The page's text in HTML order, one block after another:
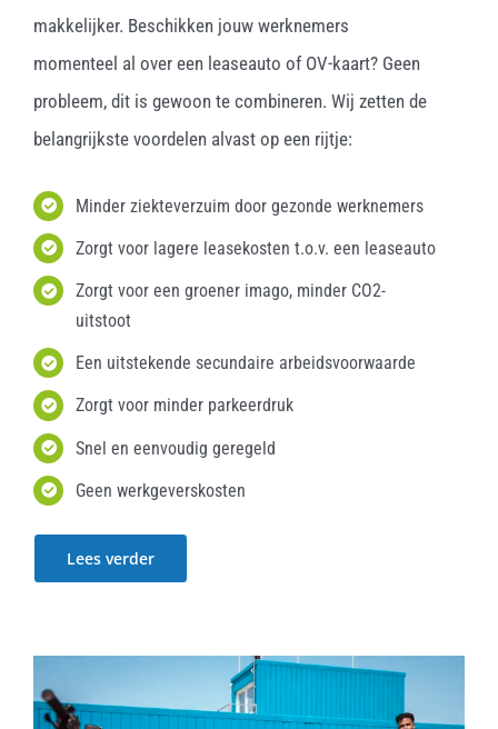
makkelijker. Beschikken jouw werknemers
momenteel al over een leaseauto of OV-kaart? Geen
probleem, dit is gewoon te combineren. Wij zetten de
belangrijkste voordelen alvast op een rijtje:
Minder ziekteverzuim door gezonde werknemers
Zorgt voor lagere leasekosten t.o.v. een leaseauto
Zorgt voor een groener imago, minder CO2-
uitstoot
Een uitstekende secundaire arbeidsvoorwaarde
Zorgt voor minder parkeerdruk
Snel en eenvoudig geregeld
Geen werkgeverskosten
Lees verder